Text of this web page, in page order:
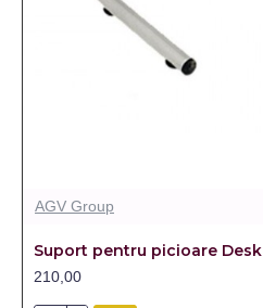
AGV Group
Suport pentru picioare Desk
210,00